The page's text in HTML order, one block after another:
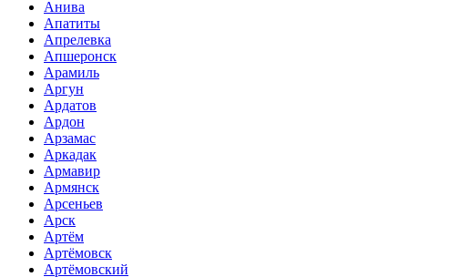
Анива
Апатиты
Апрелевка
Апшеронск
Арамиль
Аргун
Ардатов
Ардон
Арзамас
Аркадак
Армавир
Армянск
Арсеньев
Арск
Артём
Артёмовск
Артёмовский